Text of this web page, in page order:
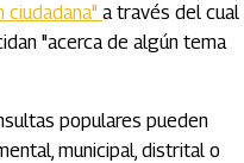
ciudadana" a través del cual
"acerca de algún tema
populares pueden
municipal, distrital o